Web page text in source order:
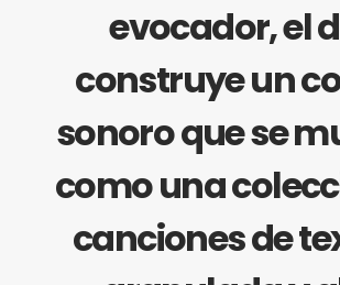
evocador, el
construye un
sonoro que se
como una
canciones de